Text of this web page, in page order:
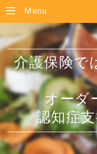
Menu
介護保険で
オーダ
認知症